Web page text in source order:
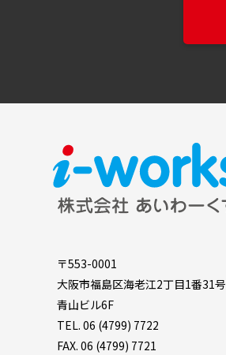
〒553-0001
大阪市福島区海老江2丁目1番31号
青山ビル6F
TEL. 06 (4799) 7722
FAX. 06 (4799) 7721